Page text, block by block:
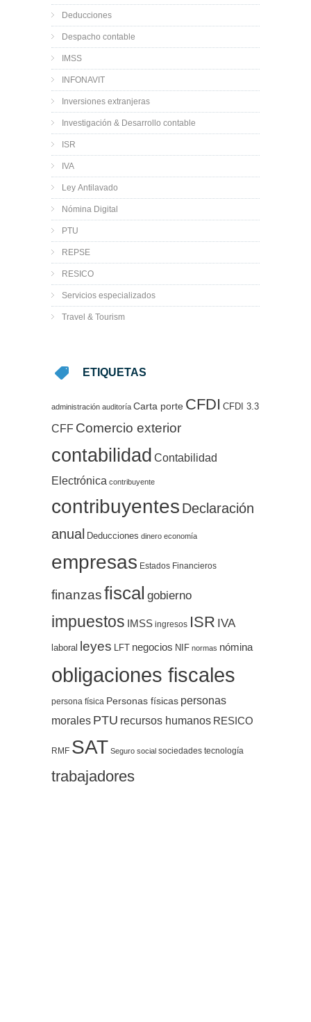
Deducciones
Despacho contable
IMSS
INFONAVIT
Inversiones extranjeras
Investigación & Desarrollo contable
ISR
IVA
Ley Antilavado
Nómina Digital
PTU
REPSE
RESICO
Servicios especializados
Travel & Tourism
ETIQUETAS
administración auditoría Carta porte CFDI CFDI 3.3
CFF Comercio exterior
contabilidad Contabilidad
Electrónica contribuyente
contribuyentes Declaración
anual Deducciones dinero economía
empresas Estados Financieros
finanzasfiscal gobierno
impuestos IMSS ingresos ISR IVA
laboral leyes LFT negocios NIF normas nómina
obligaciones fiscales
persona física Personas físicas personas
morales PTU recursos humanos RESICO
RMF SAT Seguro social sociedades tecnología
trabajadores